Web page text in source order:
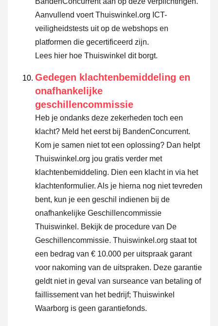
Aanvullend voert Thuiswinkel.org ICT-
veiligheidstests uit op de webshops en
platformen die gecertificeerd zijn.
Lees hier hoe Thuiswinkel dit borgt.
Gedegen klachtenbemiddeling en
onafhankelijke
geschillencommissie
Heb je ondanks deze zekerheden toch een
klacht? Meld het eerst bij BandenConcurrent.
Kom je samen niet tot een oplossing? Dan helpt
Thuiswinkel.org jou gratis verder met
klachtenbemiddeling. Dien een klacht in via het
klachtenformulier. Als je hierna nog niet tevreden
bent, kun je een geschil indienen bij de
onafhankelijke Geschillencommissie
Thuiswinkel. Bekijk de procedure van De
Geschillencommissie. Thuiswinkel.org staat tot
een bedrag van € 10.000 per uitspraak garant
voor nakoming van de uitspraken. Deze garantie
geldt niet in geval van surseance van betaling of
faillissement van het bedrijf; Thuiswinkel
Waarborg is geen garantiefonds.